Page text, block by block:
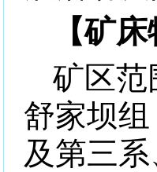
【矿床
矿区范
舒家坝组
及第三